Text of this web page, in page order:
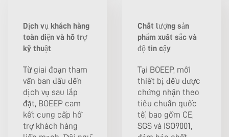
Dịch vụ khách hàng
toàn diện và hỗ trợ
kỹ thuật
Từ giai đoạn tham
vấn ban đầu đến
dịch vụ sau lắp
đặt, BOEEP cam
kết cung cấp hỗ
trợ khách hàng
Chất lượng sản
phẩm xuất sắc và
độ tin cậy
Tại BOEEP, mỗi
thiết bị đều được
chứng nhận theo
tiêu chuẩn quốc
tế, bao gồm CE,
SGS và ISO9001,